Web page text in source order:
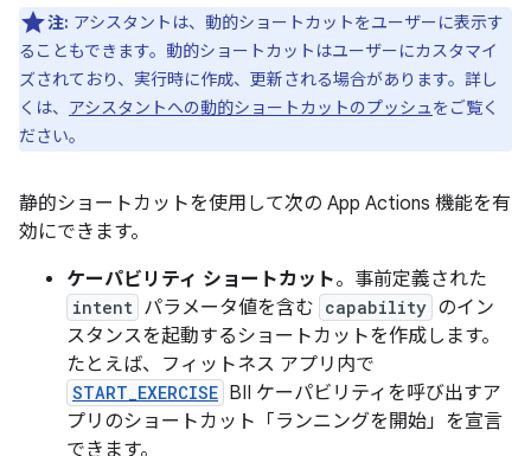
注: アシスタントは、動的ショートカットをユーザーに表示す
ることもできます。動的ショートカットはユーザーにカスタマイ
ズされており、実行時に作成、更新される場合があります。詳し
くは、 アシスタントへの動的ショートカットのプッシュをご覧く
ださい。
静的ショートカットを使用して次の App Actions 機能を有
効にできます。
ケーパビリティ ショートカット。事前定義された
intent パラメータ値を含む capability のイン
スタンスを起動するショートカットを作成します。
たとえば、フィットネス アプリ内で
START_EXERCISE BII ケーパビリティを呼び出すア
プリのショートカット「ランニングを開始」を宣言
できます。